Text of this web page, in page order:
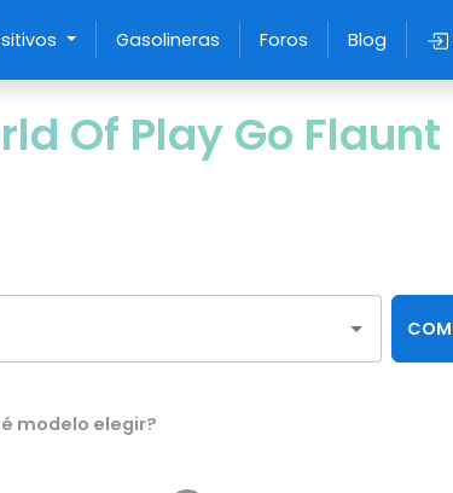
Gasolineras Foros Blog
Of Play Go Flaunt
modelo elegir?